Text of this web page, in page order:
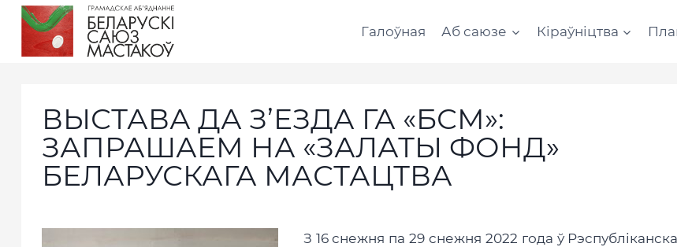
Галоўная Аб саюзе Кіраўніцтва
ВЫСТАВА ДА З’ЕЗДА ГА «БСМ»:
ЗАПРАШАЕМ НА «ЗАЛАТЫ ФОНД»
БЕЛАРУСКАГА МАСТАЦТВА
З 16 снежня па 29 снежня 2022 года ў